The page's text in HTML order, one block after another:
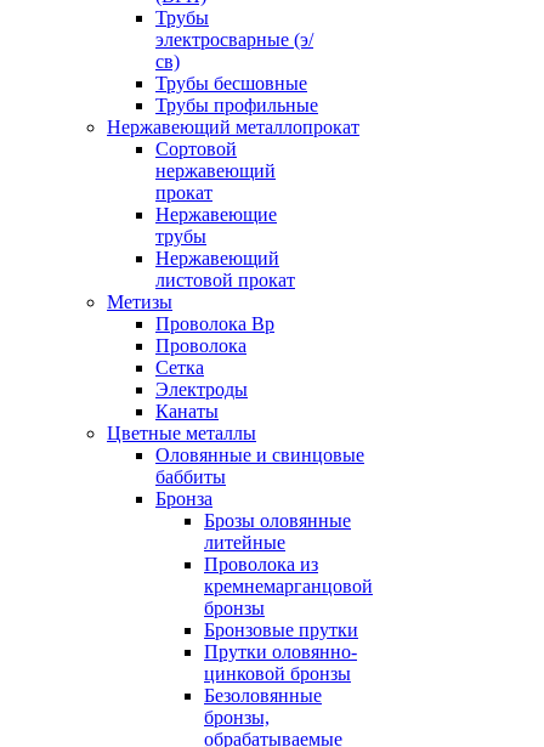
Трубы
электросварные (э/
св)
Трубы бесшовные
Трубы профильные
Нержавеющий металлопрокат
Сортовой
нержавеющий
прокат
Нержавеющие
трубы
Нержавеющий
листовой прокат
Метизы
Проволока Вр
Проволока
Сетка
Электроды
Канаты
Цветные металлы
Оловянные и свинцовые
баббиты
Бронза
Брозы оловянные
литейные
Проволока из
кремнемарганцовой
бронзы
Бронзовые прутки
Прутки оловянно-
цинковой бронзы
Безоловянные
бронзы,
обрабатываемые